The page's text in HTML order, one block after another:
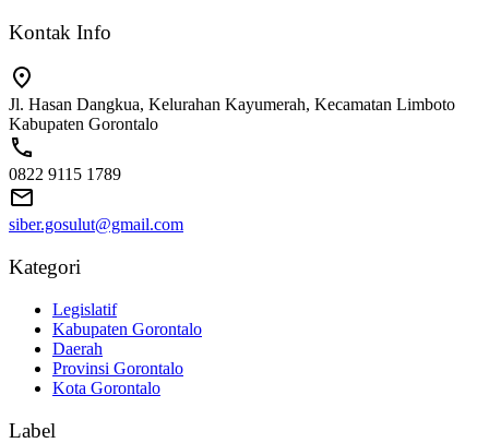
Kontak Info
Jl. Hasan Dangkua, Kelurahan Kayumerah, Kecamatan Limboto
Kabupaten Gorontalo
0822 9115 1789
siber.gosulut@gmail.com
Kategori
Legislatif
Kabupaten Gorontalo
Daerah
Provinsi Gorontalo
Kota Gorontalo
Label